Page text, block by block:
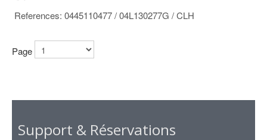
References: 0445110477/ 04L130277G / CLH
Page
Support & Réservations